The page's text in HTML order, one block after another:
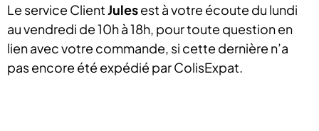
Le service ClientJulesest à votre écoute du lundi
au vendredi de 10h à 18h, pour toute question en
lien avec votre commande, si cette dernière n’a
pas encore été expédié par ColisExpat.